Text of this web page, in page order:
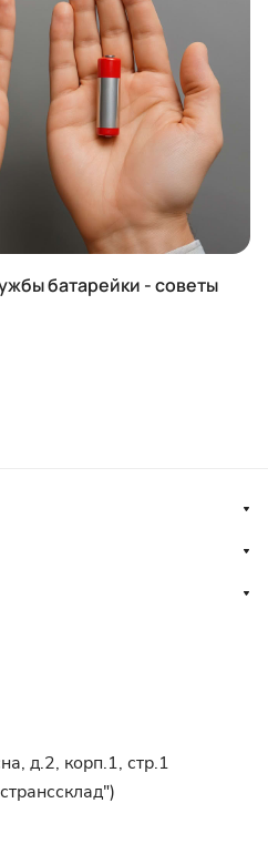
батарейки - советы
д.2, корп.1, стр.1